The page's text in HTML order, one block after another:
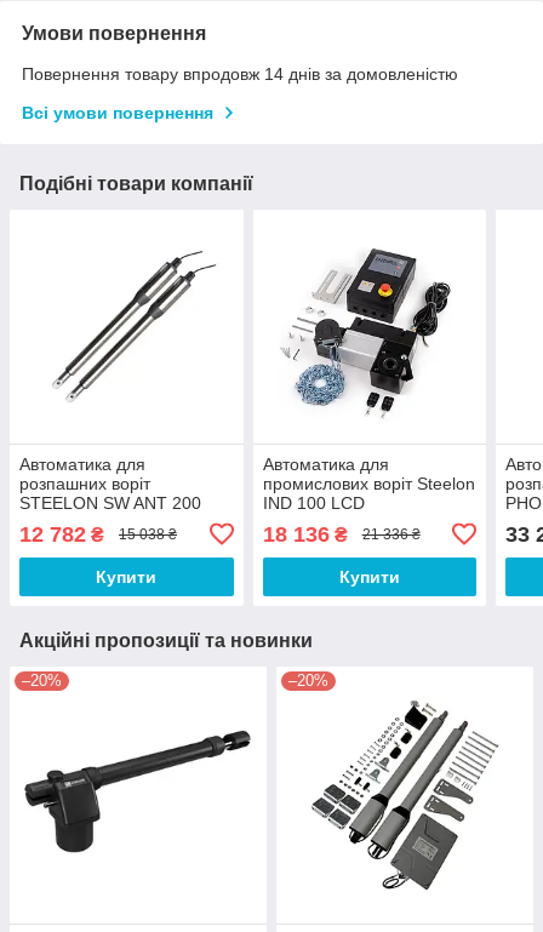
Умови повернення
Повернення товару впродовж 14 днів за домовленістю
Всі умови повернення
Подібні товари компанії
Автоматика для
розпашних воріт
STEELON SW ANT 200
12 782 ₴ 15 038 ₴
Купити
Автоматика для
промислових воріт Steelon
IND 100 LCD
18 136₴ 21 336 ₴
Купити
33
Акційні пропозиції та новинки
–20% –20%